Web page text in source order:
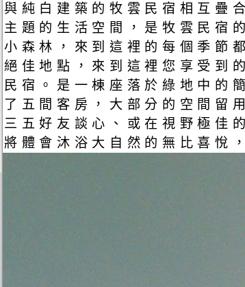
與純白建築的牧雲民宿相互疊
主題的生活空間，是牧雲民宿
小森林，來到這裡的每個季節
絕佳地點，來到這裡您享受到
民宿。是一棟座落於綠地中的
了五間客房，大部分的空間留
三五好友談心、或在視野極佳
將體會沐浴大自然的無比喜悅